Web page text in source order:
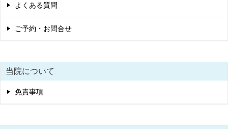
よくある質問
ご予約・お問合せ
当院について
免責事項